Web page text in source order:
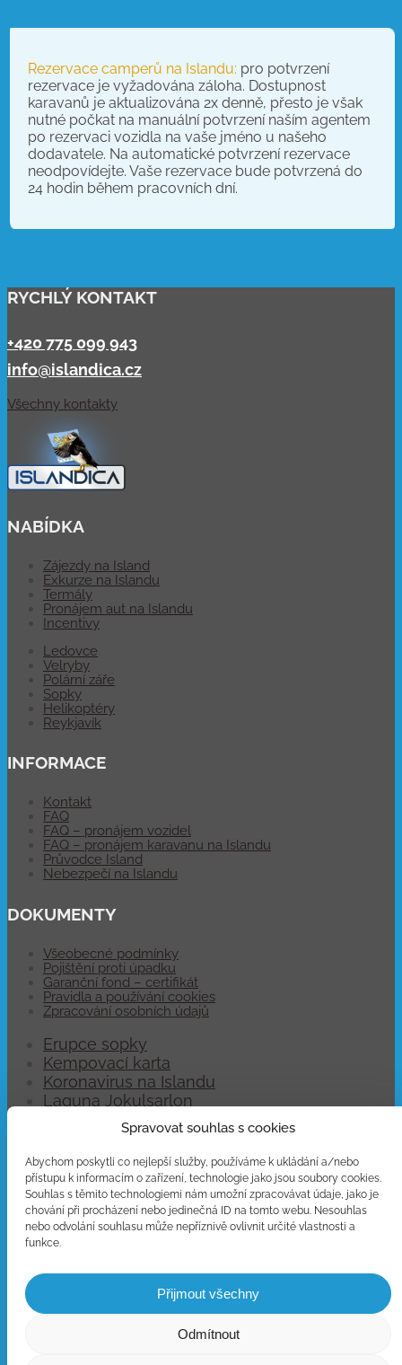
Spravovat souhlas s cookies
Abychom poskytli co nejlepší služby, používáme k ukládání a/nebo
přístupu k informacím o zařízení, technologie jako jsou soubory cookies.
Souhlas s těmito technologiemi nám umožní zpracovávat údaje, jako je
chování při procházení nebo jedinečná ID na tomto webu. Nesouhlas
nebo odvolání souhlasu může nepříznivě ovlivnit určité vlastnosti a
funkce.
Přijmout všechny
Odmítnout
Rezervace camperů na Islandu: pro potvrzení
rezervace je vyžadována záloha. Dostupnost
karavanů je aktualizována 2x denně, přesto je však
nutné počkat na manuální potvrzení naším agentem
po rezervaci vozidla na vaše jméno u našeho
dodavatele. Na automatické potvrzení rezervace
neodpovídejte. Vaše rezervace bude potvrzená do
24 hodin během pracovních dní.
RYCHLÝ KONTAKT
+420 775 099 943
info@islandica.cz
Všechny kontakty
NABÍDKA
Zájezdy na Island
Exkurze na Islandu
Termály
Pronájem aut na Islandu
Incentivy
Ledovce
Velryby
Polární záře
Sopky
Helikoptéry
Reykjavík
INFORMACE
Kontakt
FAQ
FAQ – pronájem vozidel
FAQ – pronájem karavanu na Islandu
Průvodce Island
Nebezpečí na Islandu
DOKUMENTY
Všeobecné podmínky
Pojištění proti úpadku
Garanční fond – certifikát
Pravidla a používání cookies
Zpracování osobních údajů
Erupce sopky
Kempovací karta
Koronavirus na Islandu
Laguna Jokulsarlon
Letenky na Island
Letiště Keflavík
Pojištění auta
Polární záře na Islandu
Poloostrov Snaefellsnes
Pozorování lávy
Pronájem dodávek
Skútry na ledovci
Vánoce na Islandu
Víza a povolení na Island